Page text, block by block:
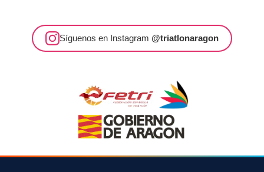
Síguenos en Instagram @triatlonaragon